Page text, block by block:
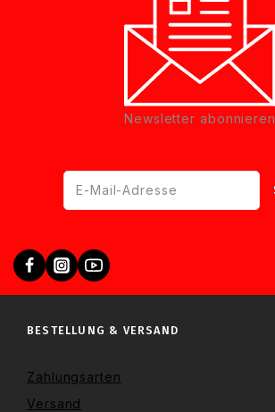
Newsletter abonnieren
BESTELLUNG & VERSAND
Zahlungsarten
Versand